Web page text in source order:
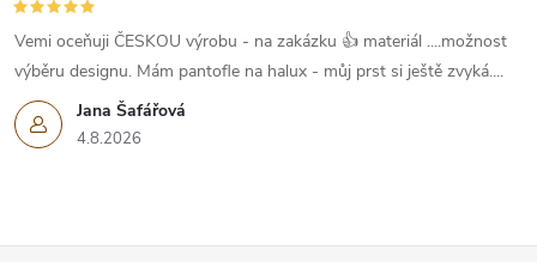
k
y
v
Jana Šafářová
4.8.2026
Vemi oceňuji ČESKOU výrobu - na zakázku 👍 materiál ....možnost
výběru designu. Mám pantofle na halux - můj prst si ještě zvyká....